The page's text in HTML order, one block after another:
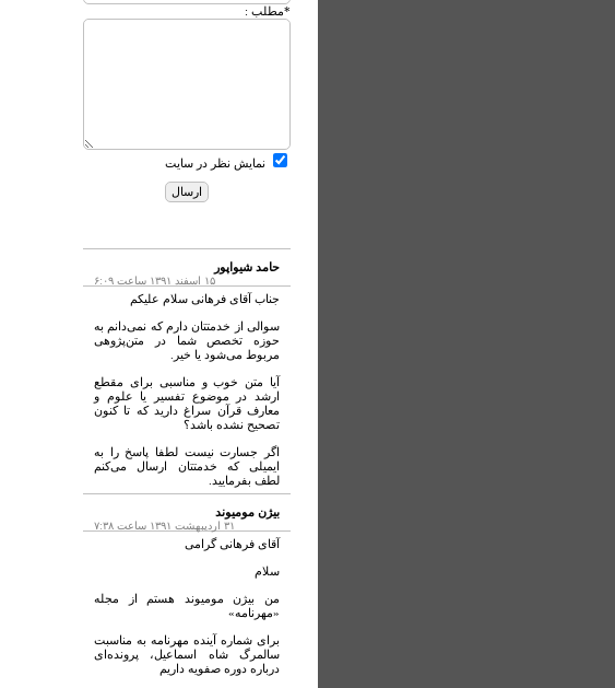
*مطلب :
نمایش نظر در سایت
حامد شیواپور
۱۵ اسفند ۱۳۹۱ ساعت ۶:۰۹
جناب آقای فرهانی سلام علیکم
سوالی از خدمتتان دارم که نمی‌دانم به
حوزه تخصص شما در متن‌پژوهی
مربوط می‌شود یا خیر.
آیا متن خوب و مناسبی برای مقطع
ارشد در موضوع تفسیر یا علوم و
معارف قرآن سراغ دارید که تا کنون
تصحیح نشده باشد؟
اگر جسارت نیست لطفا پاسخ را به
ایمیلی که خدمتتان ارسال می‌کنم
لطف بفرمایید.
بیژن مومیوند
۳۱ ارديبهشت ۱۳۹۱ ساعت ۷:۳۸
آقای فرهانی گرامی
سلام
من بیژن مومیوند هستم از مجله
«مهرنامه»
برای شماره آینده مهرنامه به مناسبت
سالمرگ شاه اسماعیل، پرونده‌ای
درباره دوره صفویه داریم